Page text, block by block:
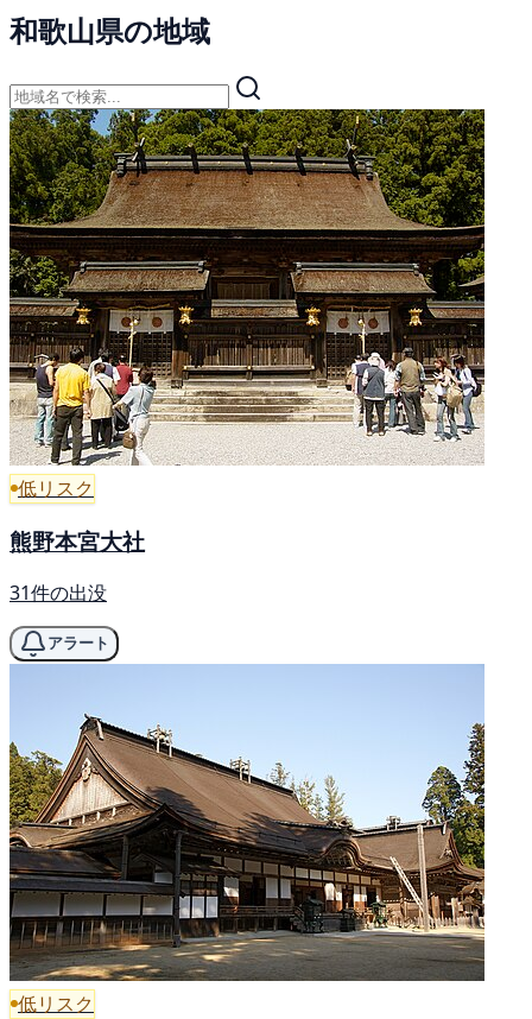
和歌山県の地域
低リスク
熊野本宮大社
31件の出没
アラート
低リスク